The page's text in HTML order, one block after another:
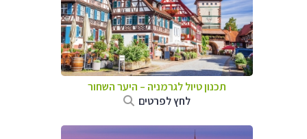
תכנון טיול לגרמניה – היער השחור
לחץ לפרטים